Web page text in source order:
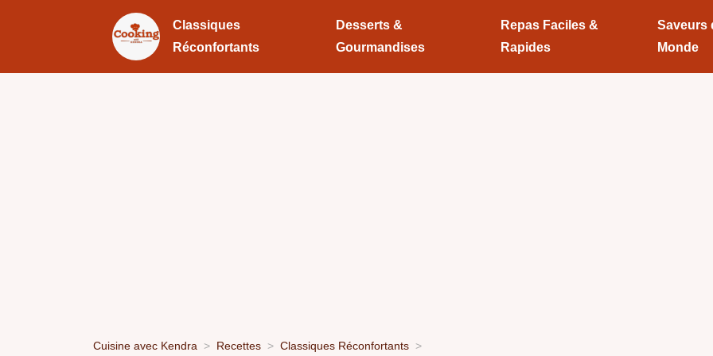
Classiques
Réconfortants
Desserts &
Gourmandises
Repas Faciles &
Rapides
Saveurs
Monde
Cuisine avec Kendra Recettes Classiques Réconfortants